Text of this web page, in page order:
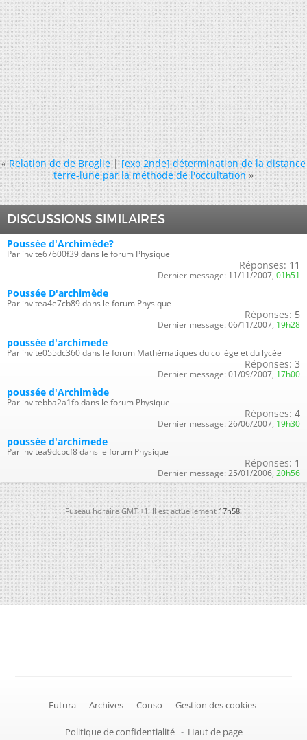
« Relation de de Broglie|[exo 2nde] détermination de la distance
terre-lune par la méthode de l'occultation »
DISCUSSIONS SIMILAIRES
Poussée d'Archimède?
Par invite67600f39 dans le forum Physique
Réponses: 11
Dernier message: 11/11/2007, 01h51
Poussée D'archimède
Par invitea4e7cb89 dans le forum Physique
Réponses: 5
Dernier message: 06/11/2007, 19h28
poussée d'archimede
Par invite055dc360 dans le forum Mathématiques du collège et du lycée
Réponses: 3
Dernier message: 01/09/2007, 17h00
poussée d'Archimède
Par invitebba2a1fb dans le forum Physique
Réponses: 4
Dernier message: 26/06/2007, 19h30
poussée d'archimede
Par invitea9dcbcf8 dans le forum Physique
Réponses: 1
Dernier message: 25/01/2006, 20h56
Fuseau horaire GMT +1. Il est actuellement17h58.
- Futura - Archives - Conso - Gestion des cookies -
Politique de confidentialité - Haut de page